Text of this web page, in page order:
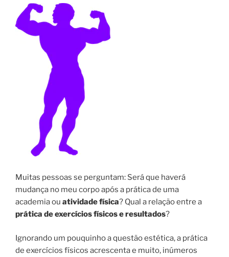
Muitas pessoas se perguntam: Será que haverá
mudança no meu corpo após a prática de uma
academia ou atividade física? Qual a relação entre a
prática de exercícios físicos e resultados?
Ignorando um pouquinho a questão estética, a prática
de exercícios físicos acrescenta e muito, inúmeros